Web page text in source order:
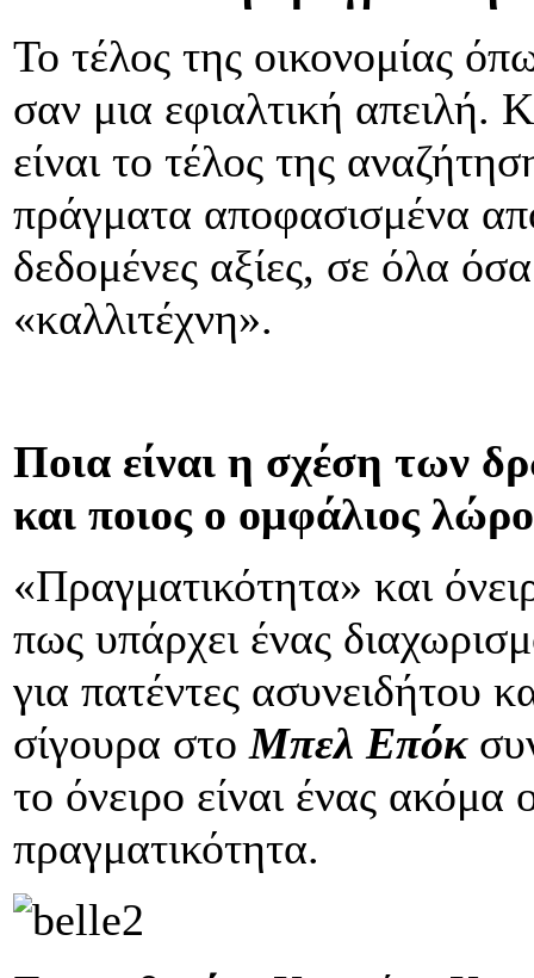
Το τέλος της οικονομίας
σαν μια εφιαλτική απειλή.
είναι το τέλος της
πράγματα αποφασισμένα
δεδομένες αξίες, σε όλα
«καλλιτέχνη».
Ποια είναι η σχέση των
και ποιος ο ομφάλιος
«Πραγματικότητα» και
πως υπάρχει ένας
για πατέντες ασυνειδήτου
σίγουρα στοΜπελ Επόκ
το όνειρο είναι ένας
πραγματικότητα.